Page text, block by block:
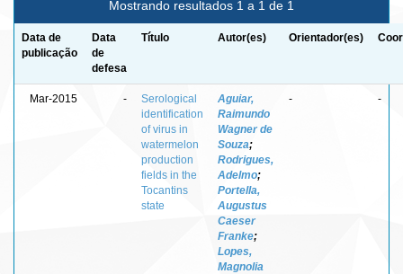
Mostrando resultados 1 a 1 de 1
Data de
publicação
Data
de
defesa
Título Autor(es) Orientador(es)
Mar-2015 -
Serological
identification
of virus in
watermelon
production
fields in the
Tocantins
state
Aguiar,
Raimundo
Wagner de
Souza;
Rodrigues,
Adelmo;
Portella,
Augustus
Caeser
Franke;
Lopes,
Magnolia
- -